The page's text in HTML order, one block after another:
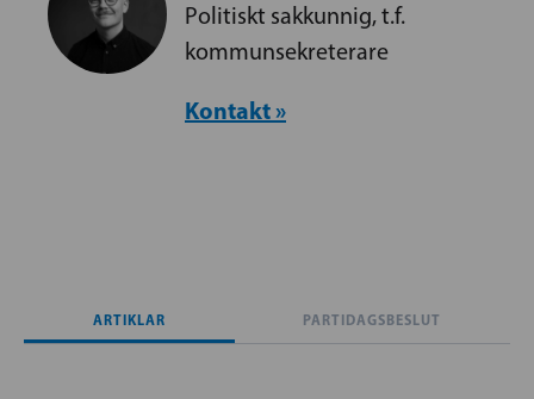
Politiskt sakkunnig, t.f.
kommunsekreterare
Kontakt »
ARTIKLAR PARTIDAGSBESLUT